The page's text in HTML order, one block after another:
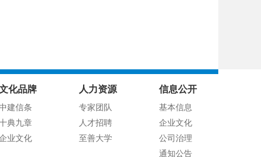
化品牌
建信条
典九章
业文化
人力资源
专家团队
人才招聘
至善大学
信息公开
基本信息
企业文化
公司治理
通知公告